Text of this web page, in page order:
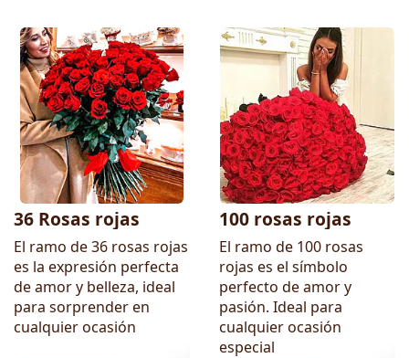
36 Rosas rojas
El ramo de 36 rosas rojas
es la expresión perfecta
de amor y belleza, ideal
para sorprender en
cualquier ocasión
100 rosas rojas
El ramo de 100 rosas
rojas es el símbolo
perfecto de amor y
pasión. Ideal para
cualquier ocasión
especial